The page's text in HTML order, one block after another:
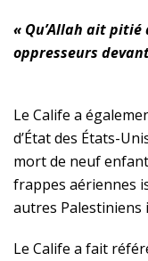
« Qu’Allah ait pitié
oppresseurs
Le Calife a
d’État des États-
mort de neuf
frappes aériennes
autres Palestiniens
Le Calife a fait